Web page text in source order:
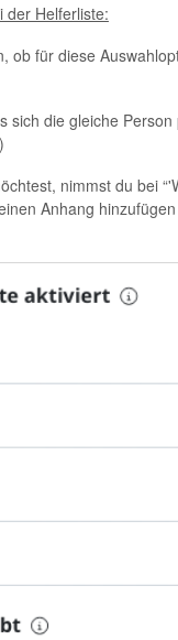
der Helferliste:
ob für diese
sich die gleiche
nimmst du bei
Anhang